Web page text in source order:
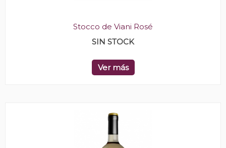
Stocco de Viani Rosé
SIN STOCK
Ver más